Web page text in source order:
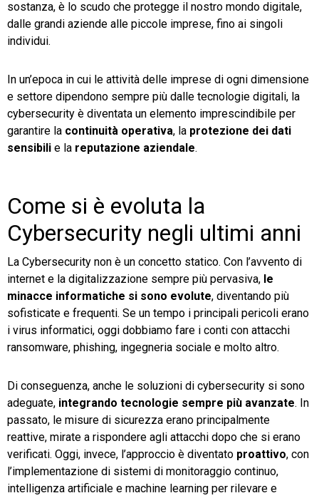
sostanza, è lo scudo che protegge il nostro mondo digitale,
dalle grandi aziende alle piccole imprese, fino ai singoli
individui.
In un’epoca in cui le attività delle imprese di ogni dimensione
e settore dipendono sempre più dalle tecnologie digitali, la
cybersecurity è diventata un elemento imprescindibile per
garantire la continuità operativa, la protezione dei dati
sensibili e la reputazione aziendale.
Come si è evoluta la
Cybersecurity negli ultimi anni
La Cybersecurity non è un concetto statico. Con l’avvento di
internet e la digitalizzazione sempre più pervasiva, le
minacce informatiche si sono evolute, diventando più
sofisticate e frequenti. Se un tempo i principali pericoli erano
i virus informatici, oggi dobbiamo fare i conti con attacchi
ransomware, phishing, ingegneria sociale e molto altro.
Di conseguenza, anche le soluzioni di cybersecurity si sono
adeguate, integrando tecnologie sempre più avanzate. In
passato, le misure di sicurezza erano principalmente
reattive, mirate a rispondere agli attacchi dopo che si erano
verificati. Oggi, invece, l’approccio è diventato proattivo, con
l’implementazione di sistemi di monitoraggio continuo,
intelligenza artificiale e machine learning per rilevare e